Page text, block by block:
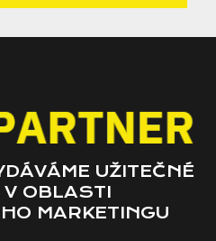
UŽITEČNÉ
V OBLASTI
MARKETINGU